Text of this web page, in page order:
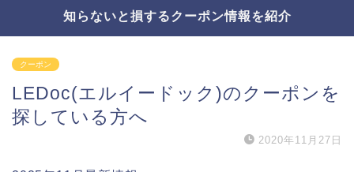
知らないと損するクーポン情報を紹介
クーポン
LEDoc(エルイードック)のクーポンを
探している方へ
2020年11月27日